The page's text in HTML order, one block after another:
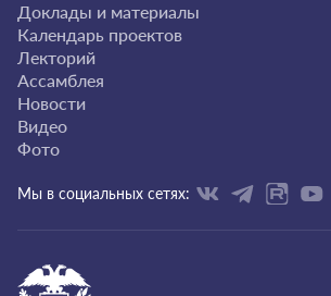
Доклады и материалы
Календарь проектов
Лекторий
Ассамблея
Новости
Видео
Фото
Мы в социальных сетях: